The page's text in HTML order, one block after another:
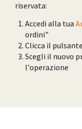
riservata:
Accedi alla tua
ordini"
Clicca il
Scegli il nuovo
l'operazione